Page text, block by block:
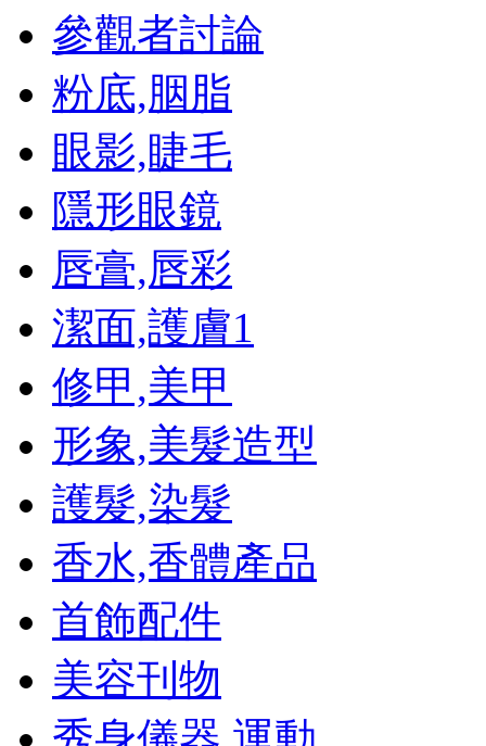
參觀者討論
粉底,胭脂
眼影,睫毛
隱形眼鏡
唇膏,唇彩
潔面,護膚1
修甲,美甲
形象,美髮造型
護髮,染髮
香水,香體產品
首飾配件
美容刊物